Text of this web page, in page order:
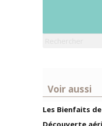
Voir aussi
Les Bienfaits